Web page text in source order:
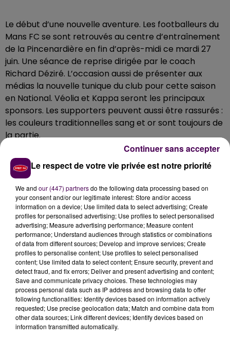
Le début d’une nouvelle aventure. Les footballeurs du
Mans FC se sont retrouvés au centre d’entraînement
de la Pincenardière en fin d’après-midi ce mardi 27
juin. Une séance de reprise dirigée par le coach
Richard Déziré. L’occasion aussi de présenter aux
médias la nouvelle tunique du club pour cette saison
en National. Véolia et Kappa seront les principaux
sponsors. Les supporters peuvent aussi être rassurés :
les couleurs traditionnelles sang et or sont toujours de
la partie.
Concernant l’avant-saison, un premier match de
préparation est programmé le 7 juillet à Beaufort-en-
Vallée contre Niort, une formation de Ligue 2. Quelques
jours plus tard, Vincent Créhin et ses coéquipiers
seront opposés à une autre équipe professionnelle, le
Red Star. Ils partiront ensuite en stage au Croisic du 20
au 23 juillet. Le calendrier des matchs du championnat
National sera quant à lui dévoilé le vendredi 13 juillet
mais il faudra patienter jusqu'au 10 août pour voir les
Manceaux évoluer sur la pelouse du MMArena.
#NATIONALPrésentation du nouveau maillot pour la
prochaine saison. �S&
pic.twitter.com/oWMxPoupa5
Le respect de votre vie privée est notre priorité
We and our (447) partnersdo the following data processing based on
your consent and/or our legitimate interest: Store and/or access
information on a device; Use limited data to select advertising; Create
profiles for personalised advertising; Use profiles to select personalised
advertising; Measure advertising performance; Measure content
performance; Understand audiences through statistics or combinations
of data from different sources; Develop and improve services; Create
profiles to personalise content; Use profiles to select personalised
content; Use limited data to select content; Ensure security, prevent and
detect fraud, and fix errors; Deliver and present advertising and content;
Save and communicate privacy choices. These technologies may
process personal data such as IP address and browsing data to offer
following functionalities: Identify devices based on information actively
requested; Use precise geolocation data; Match and combine data from
other data sources; Link different devices; Identify devices based on
information transmitted automatically.
Continuer sans accepter